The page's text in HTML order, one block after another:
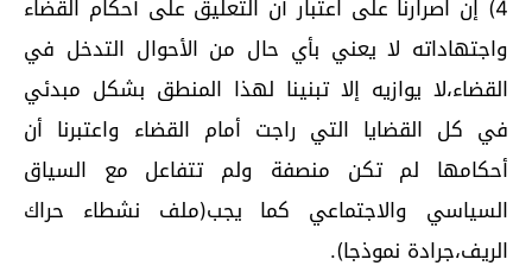
4) إن اصرارنا على اعتبار أن التعليق على أحكام القضاء
واجتهاداته لا يعني بأي حال من الأحوال التدخل في
القضاء،لا يوازيه إلا تبنينا لهذا المنطق بشكل مبدئي
في كل القضايا التي راجت أمام القضاء واعتبرنا أن
أحكامها لم تكن منصفة ولم تتفاعل مع السياق
السياسي والاجتماعي كما يجب(ملف نشطاء حراك
الريف،جرادة نموذجا).